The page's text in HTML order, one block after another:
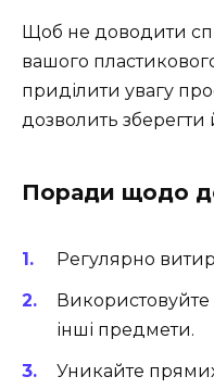
Щоб не доводити
вашого
приділити увагу
дозволить зберегти
Поради щодо
Регулярно
Використовуйте
інші предмети.
Уникайте